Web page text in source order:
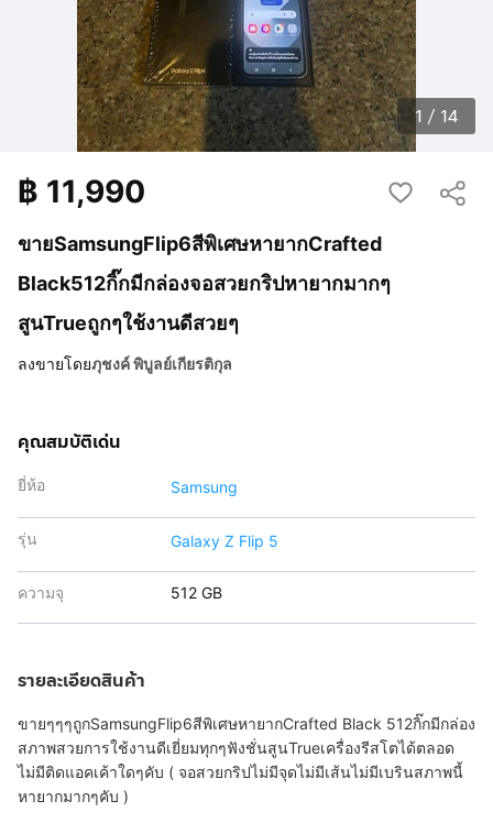
1 / 14
ขายSamsungFlip6สีพิเศษหายากCrafted
Black512กิ๊กมีกล่องจอสวยกริปหายากมากๆ
สูนTrueถูกๆใช้งานดีสวยๆ
฿ 11,990
ลงขายโดยภุชงค์ พิบูลย์เกียรติกุล
คุณสมบัติเด่น
ยี่ห้อ Samsung
รุ่น Galaxy Z Flip 5
ความจุ 512 GB
รายละเอียดสินค้า
ขายๆๆๆถูกSamsungFlip6สีพิเศษหายากCrafted Black 512กิ๊กมีกล่อง
สภาพสวยการใช้งานดีเยี่ยมทุกๆฟังชั่นสูนTrueเครื่องรีสโตได้ตลอด
ไม่มีติดแอคเค้าใดๆคับ ( จอสวยกริปไม่มีจุดไม่มีเส้นไม่มีเบรินสภาพนี้
หายากมากๆคับ )